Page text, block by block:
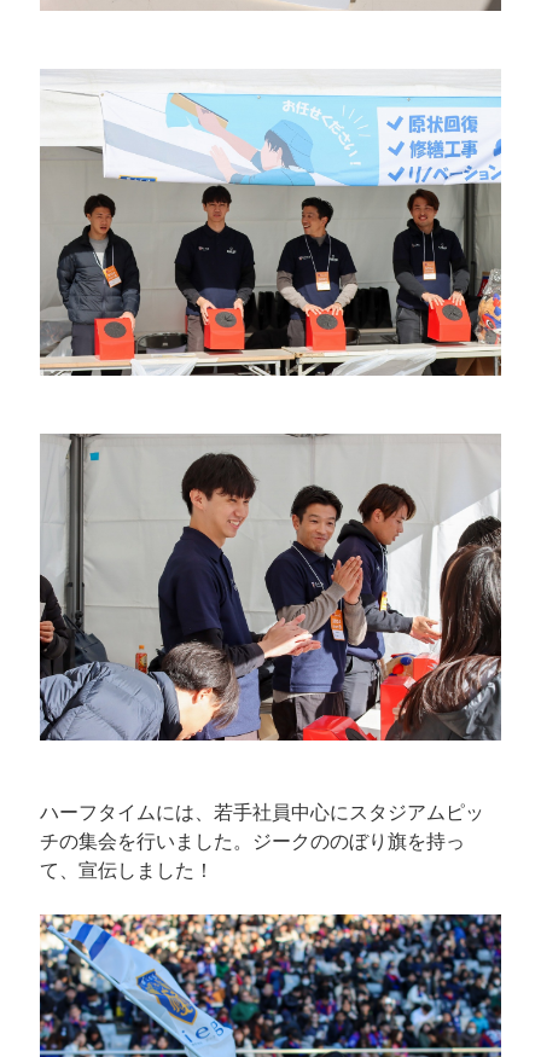
ハーフタイムには、若手社員中心にスタジアムピッ
チの集会を行いました。ジークののぼり旗を持っ
て、宣伝しました！